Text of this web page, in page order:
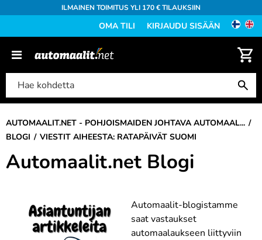
ILMAINEN TOIMITUS YLI 170 € TILAUKSIIN
OMA TILI KIRJAUDU SISÄÄN
AUTOMAALIT.NET - POHJOISMAIDEN JOHTAVA AUTOMAAL...
BLOGI
VIESTIT AIHEESTA: RATAPÄIVÄT SUOMI
Automaalit.net Blogi
Automaalit-blogistamme
saat vastaukset
automaalaukseen liittyviin